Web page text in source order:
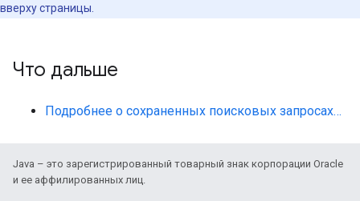
вверху страницы.
Что дальше
Подробнее о сохраненных поисковых запросах…
Java – это зарегистрированный товарный знак корпорации Oracle
и ее аффилированных лиц.